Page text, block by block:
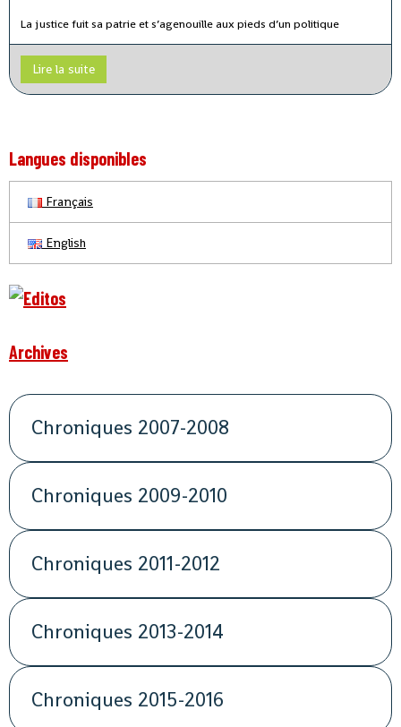
La justice fuit sa patrie et s’agenouille aux pieds d’un politique
Lire la suite
Langues disponibles
Français
English
Archives
Chroniques 2007-2008
Chroniques 2009-2010
Chroniques 2011-2012
Chroniques 2013-2014
Chroniques 2015-2016